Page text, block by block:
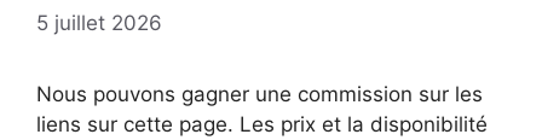
5 juillet 2026
Nous pouvons gagner une commission sur les
liens sur cette page. Les prix et la disponibilité